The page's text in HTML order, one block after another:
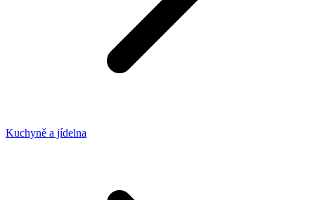
Kuchyně a jídelna